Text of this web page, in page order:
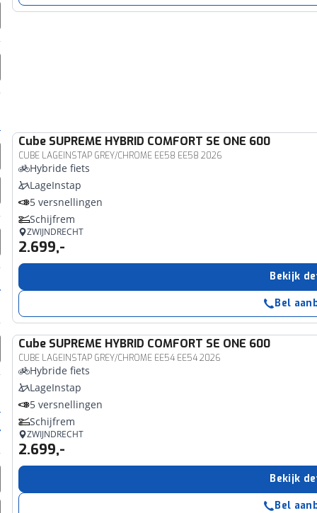
Cube SUPREME HYBRID COMFORT SE ONE 600
CUBE LAGEINSTAP GREY/CHROME EE58 EE58 2026
Hybride fiets
LageInstap
5 versnellingen
Schijfrem
ZWIJNDRECHT
2.699,-
Bekijk
Bel
Cube SUPREME HYBRID COMFORT SE ONE 600
CUBE LAGEINSTAP GREY/CHROME EE54 EE54 2026
Hybride fiets
LageInstap
5 versnellingen
Schijfrem
ZWIJNDRECHT
2.699,-
Bekijk
Bel